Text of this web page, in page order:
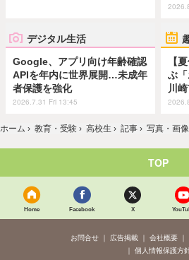
デジタル生活
Google、アプリ向け年齢確認
APIを年内に世界展開…未成年
者保護を強化
2026.7.31 Fri 13:45
【
ぶ
川
ホーム › 教育・受験 › 高校生 › 記事 › 写真・画像
TOP
Home Facebook X
お問合せ 広告掲載 会社概要
個人情報保護方